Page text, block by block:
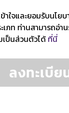
าใจและยอมรับนโย
ภท ท่านสามารถอ่า
เป็นส่วนตัวได้ ที่นี่
ลงทะเบีย